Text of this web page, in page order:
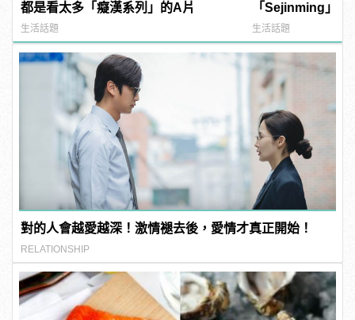
都是看太多「癡漢系列」的A片
生活話題
「Sejinming」
了吧！ |
生活話題
對的人會越愛越深！激情褪去後，愛情才真正開始！
RELATIONSHIP